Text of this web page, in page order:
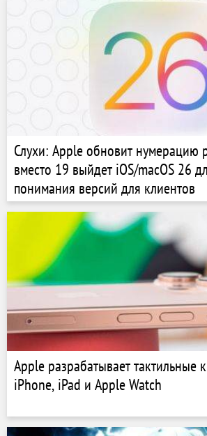
Слухи: Apple обновит нумерацию
вместо 19 выйдет iOS/macOS 26
понимания версий для клиентов
Apple разрабатывает тактильные
iPhone, iPad и Apple Watch